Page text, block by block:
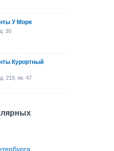
У Моря
30
Курортный
219, кв. 47